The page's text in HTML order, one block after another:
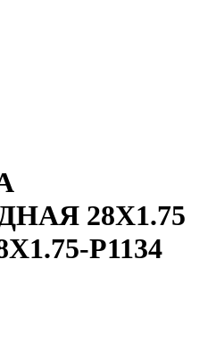
28X1.75
P1134